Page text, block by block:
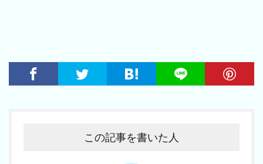
この記事を書いた人